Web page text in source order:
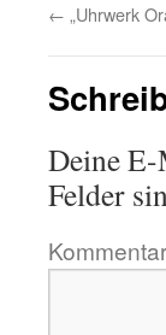
← „Uhrwerk
Deine
Felder
Kommentar